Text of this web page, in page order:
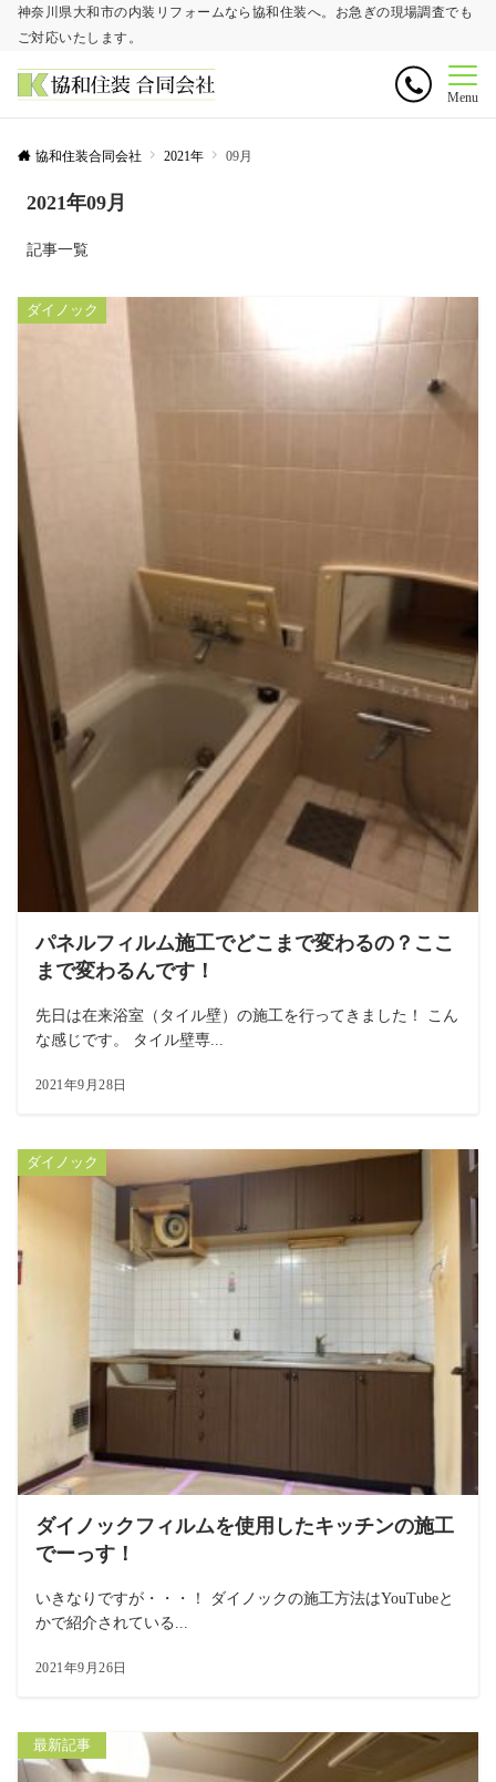
神奈川県大和市の内装リフォームなら協和住装へ。お急ぎの現場調査でも
ご対応いたします。
Menu
協和住装合同会社 2021年 09月
2021年09月
記事一覧
ダイノック
パネルフィルム施工でどこまで変わるの？ここ
まで変わるんです！
先日は在来浴室（タイル壁）の施工を行ってきました！ こん
な感じです。 タイル壁専...
2021年9月28日
ダイノック
ダイノックフィルムを使用したキッチンの施工
でーっす！
いきなりですが・・・！ ダイノックの施工方法はYouTubeと
かで紹介されている...
2021年9月26日
最新記事